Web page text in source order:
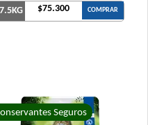
7.5KG $75.300 COMPRAR
Seguros